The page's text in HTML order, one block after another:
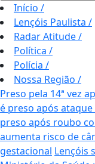
Início /
Lençóis Paulista /
Radar Atitude/
Política /
Polícia /
Nossa Região /
Preso pela 14ª vez
é preso após
preso após roubo
aumenta risco de
gestacional Lençóis